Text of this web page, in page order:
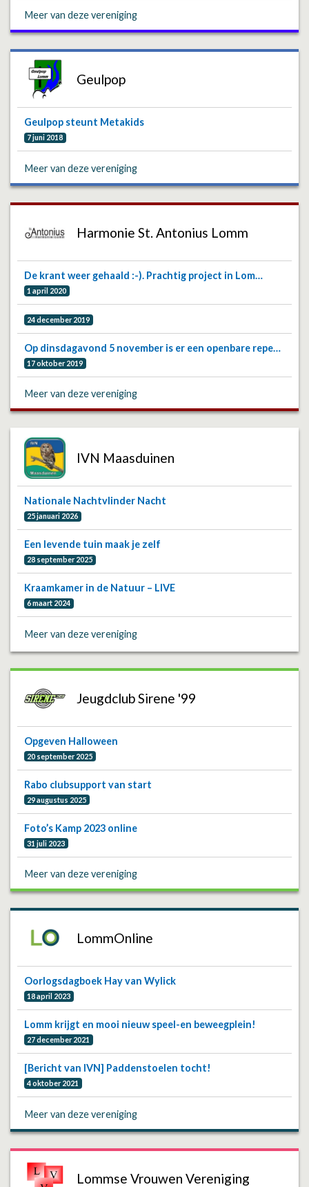
Meer van deze vereniging
Geulpop
Geulpop steunt Metakids
7 juni 2018
Meer van deze vereniging
Harmonie St. Antonius Lomm
De krant weer gehaald :-). Prachtig project in Lom…
1 april 2020
24 december 2019
Op dinsdagavond 5 november is er een openbare repe…
17 oktober 2019
Meer van deze vereniging
IVN Maasduinen
Nationale Nachtvlinder Nacht
25 januari 2026
Een levende tuin maak je zelf
28 september 2025
Kraamkamer in de Natuur – LIVE
6 maart 2024
Meer van deze vereniging
Jeugdclub Sirene '99
Opgeven Halloween
20 september 2025
Rabo clubsupport van start
29 augustus 2025
Foto’s Kamp 2023 online
31 juli 2023
Meer van deze vereniging
LommOnline
Oorlogsdagboek Hay van Wylick
18 april 2023
Lomm krijgt en mooi nieuw speel-en beweegplein!
27 december 2021
[Bericht van IVN] Paddenstoelen tocht!
4 oktober 2021
Meer van deze vereniging
Lommse Vrouwen Vereniging